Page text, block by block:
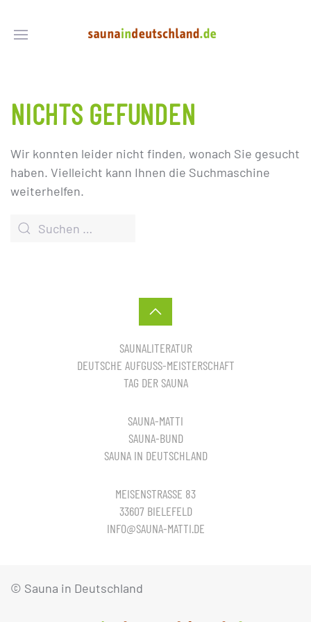
NICHTS GEFUNDEN
Wir konnten leider nicht finden, wonach Sie gesucht
haben. Vielleicht kann Ihnen die Suchmaschine
weiterhelfen.
SAUNALITERATUR
DEUTSCHE AUFGUSS-MEISTERSCHAFT
TAG DER SAUNA
SAUNA-MATTI
SAUNA-BUND
SAUNA IN DEUTSCHLAND
MEISENSTRASSE 83
33607 BIELEFELD
INFO@SAUNA-MATTI.DE
© Sauna in Deutschland